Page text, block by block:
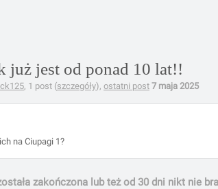
już jest od ponad 10 lat!!
, 1 post (szczegóły), ostatni post 7 maja 2025
na Ciupagi 1?
zakończona lub też od 30 dni nikt nie